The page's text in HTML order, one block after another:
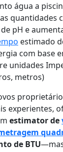
água a
quantidades
pH e
estimado
com base
unidades
metros)
experientes,
estimator de
de BTU